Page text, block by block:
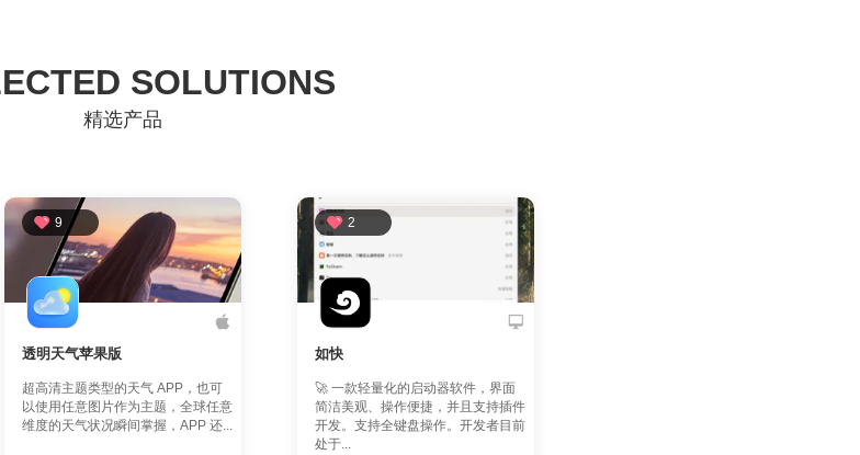
SOLUTIONS
精选产品
9
透明天气苹果版
超高清主题类型的天气 APP，也可
以使用任意图片作为主题，全球任意
维度的天气状况瞬间掌握，APP 还...
2
如快
🚀 一款轻量化的启动器软件，界面
简洁美观、操作便捷，并且支持插件
开发。支持全键盘操作。开发者目前
处于...